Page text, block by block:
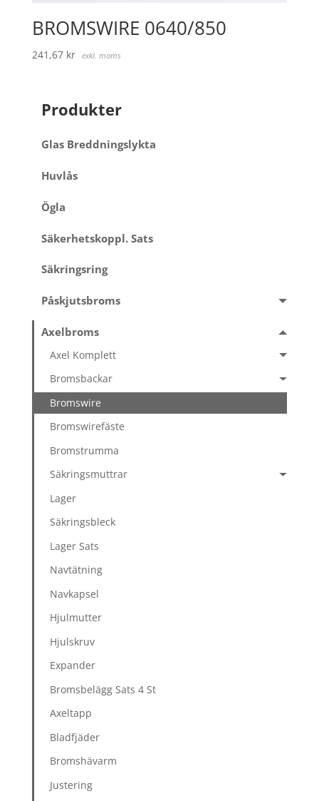
BROMSWIRE 0640/850
241,67 kr exkl. moms
Produkter
Glas Breddningslykta
Huvlås
Ögla
Säkerhetskoppl. Sats
Säkringsring
Påskjutsbroms
Axelbroms
Axel Komplett
Bromsbackar
Bromswire
Bromswirefäste
Bromstrumma
Säkringsmuttrar
Lager
Säkringsbleck
Lager Sats
Navtätning
Navkapsel
Hjulmutter
Hjulskruv
Expander
Bromsbelägg Sats 4 St
Axeltapp
Bladfjäder
Bromshävarm
Justering